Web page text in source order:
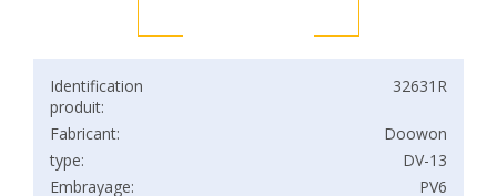
Identification
produit:
32631R
Fabricant:
Doowon
type:
DV-13
Embrayage:
PV6